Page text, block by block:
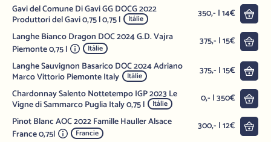
Gavi del Comune Di Gavi GG DOCG 2022
Produttori del Gavi 0,75 l 0,75 l Itálie 350,- | 14€
Langhe Bianco Dragon DOC 2024 G.D. Vajra
Piemonte 0,75 l
Itálie
375,- | 15€
Langhe Sauvignon Basarico DOC 2024 Adriano
Marco Vittorio Piemonte Italy Itálie 375,- | 15€
Chardonnay Salento Nottetempo IGP 2023 Le
Vigne di Sammarco Puglia Italy 0,75 l Itálie 0,- | 350€
Pinot Blanc AOC 2022 Famille Hauller Alsace
France 0,75l
Francie
300,- | 12€